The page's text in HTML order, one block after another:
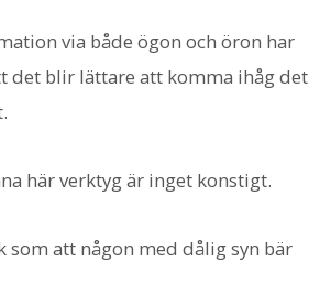
via både ögon och öron har
det blir lättare att komma ihåg det
här verktyg är inget konstigt.
som att någon med dålig syn bär